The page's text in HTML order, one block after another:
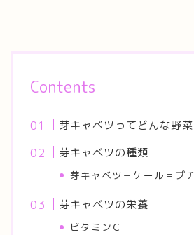
Contents
芽キャベツってどんな野菜
芽キャベツの種類
芽キャベツ＋ケール＝プ
芽キャベツの栄養
ビタミンＣ